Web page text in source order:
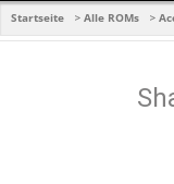
navigation
Startseite > Alle ROMs >